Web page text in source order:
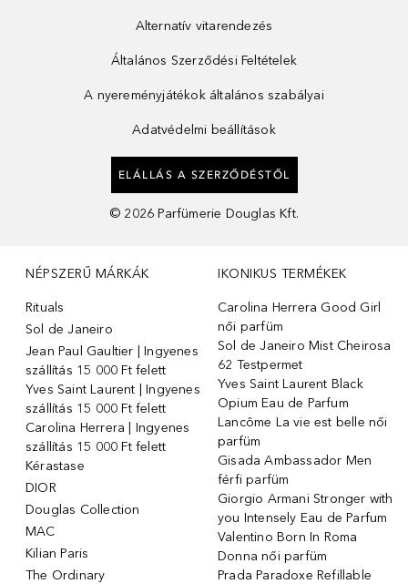
Alternatív vitarendezés
Általános Szerződési Feltételek
A nyereményjátékok általános szabályai
Adatvédelmi beállítások
ELÁLLÁS A SZERZŐDÉSTŐL
© 2026 Parfümerie Douglas Kft.
NÉPSZERŰ MÁRKÁK
Rituals
Sol de Janeiro
Jean Paul Gaultier | Ingyenes
szállítás 15 000 Ft felett
Yves Saint Laurent | Ingyenes
szállítás 15 000 Ft felett
Carolina Herrera | Ingyenes
szállítás 15 000 Ft felett
Kérastase
DIOR
Douglas Collection
MAC
Kilian Paris
The Ordinary
IKONIKUS TERMÉKEK
Carolina Herrera Good Girl
női parfüm
Sol de Janeiro Mist Cheirosa
62 Testpermet
Yves Saint Laurent Black
Opium Eau de Parfum
Lancôme La vie est belle női
parfüm
Gisada Ambassador Men
férfi parfüm
Giorgio Armani Stronger with
you Intensely Eau de Parfum
Valentino Born In Roma
Donna női parfüm
Prada Paradoxe Refillable